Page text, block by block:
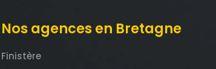
Nos agences en Bretagne
Finistère